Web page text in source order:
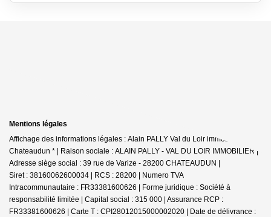
Mentions légales
Affichage des informations légales : Alain PALLY Val du Loir immobilier -
Chateaudun * | Raison sociale : ALAIN PALLY - VAL DU LOIR IMMOBILIER |
Adresse siège social : 39 rue de Varize - 28200 CHATEAUDUN |
Siret : 38160062600034 | RCS : 28200 | Numero TVA
Intracommunautaire : FR33381600626 | Forme juridique : Société à
responsabilité limitée | Capital social : 315 000 | Assurance RCP :
FR33381600626 | Carte T : CPI28012015000002020 | Date de délivrance :